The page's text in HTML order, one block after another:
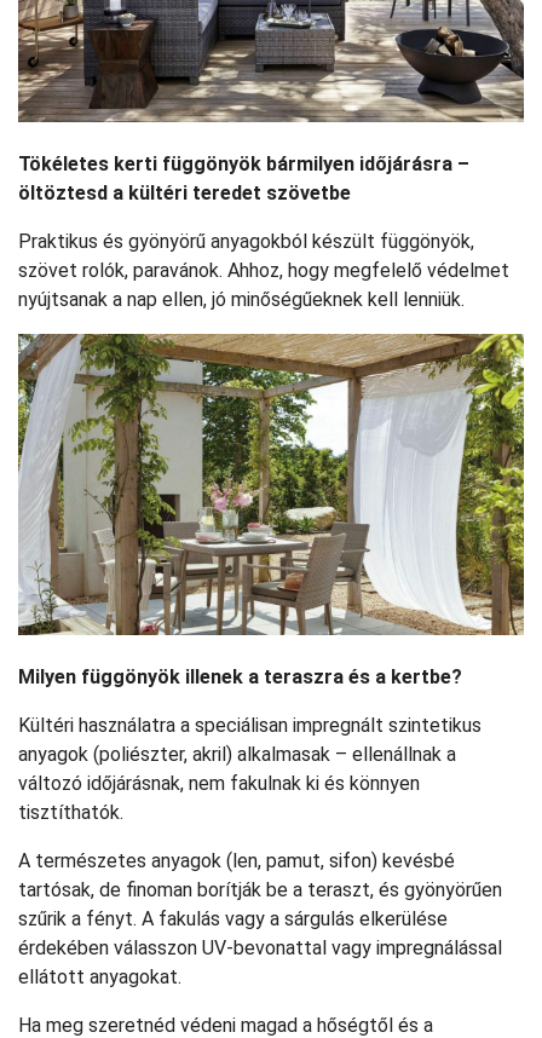
Tökéletes kerti függönyök bármilyen időjárásra –
öltöztesd a kültéri teredet szövetbe
Praktikus és gyönyörű anyagokból készült függönyök,
szövet rolók, paravánok. Ahhoz, hogy megfelelő védelmet
nyújtsanak a nap ellen, jó minőségűeknek kell lenniük.
Milyen függönyök illenek a teraszra és a kertbe?
Kültéri használatra a speciálisan impregnált szintetikus
anyagok (poliészter, akril) alkalmasak – ellenállnak a
változó időjárásnak, nem fakulnak ki és könnyen
tisztíthatók.
A természetes anyagok (len, pamut, sifon) kevésbé
tartósak, de finoman borítják be a teraszt, és gyönyörűen
szűrik a fényt. A fakulás vagy a sárgulás elkerülése
érdekében válasszon UV-bevonattal vagy impregnálással
ellátott anyagokat.
Ha meg szeretnéd védeni magad a hőségtől és a